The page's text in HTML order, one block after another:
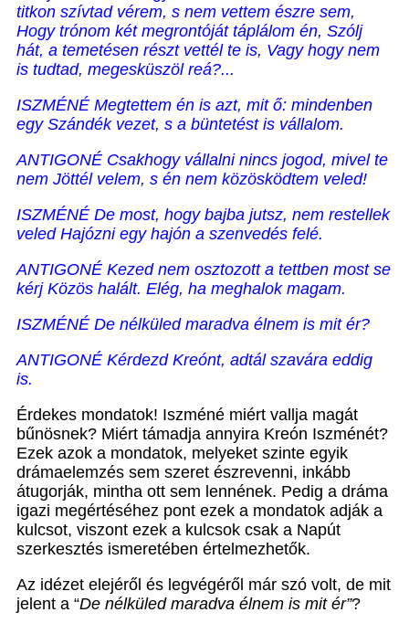
titkon szívtad vérem, s nem vettem észre sem,
Hogy trónom két megrontóját táplálom én, Szólj
hát, a temetésen részt vettél te is, Vagy hogy nem
is tudtad, megesküszöl reá?...
ISZMÉNÉ Megtettem én is azt, mit ő: mindenben
egy Szándék vezet, s a büntetést is vállalom.
ANTIGONÉ Csakhogy vállalni nincs jogod, mivel te
nem Jöttél velem, s én nem közösködtem veled!
ISZMÉNÉ De most, hogy bajba jutsz, nem restellek
veled Hajózni egy hajón a szenvedés felé.
ANTIGONÉ Kezed nem osztozott a tettben most se
kérj Közös halált. Elég, ha meghalok magam.
ISZMÉNÉ De nélküled maradva élnem is mit ér?
ANTIGONÉ Kérdezd Kreónt, adtál szavára eddig
is.
Érdekes mondatok! Iszméné miért vallja magát
bűnösnek? Miért támadja annyira Kreón Iszménét?
Ezek azok a mondatok, melyeket szinte egyik
drámaelemzés sem szeret észrevenni, inkább
átugorják, mintha ott sem lennének. Pedig a dráma
igazi megértéséhez pont ezek a mondatok adják a
kulcsot, viszont ezek a kulcsok csak a Napút
szerkesztés ismeretében értelmezhetők.
Az idézet elejéről és legvégéről már szó volt, de mit
jelent a “De nélküled maradva élnem is mit ér”?